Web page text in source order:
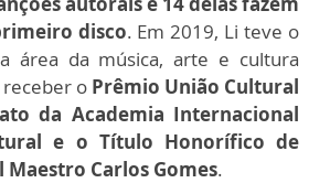
disco. Em 2019, Li teve o
área da música, arte e cultura
o Prêmio União Cultural
da Academia Internacional
e o Título Honorífico de
Carlos Gomes.